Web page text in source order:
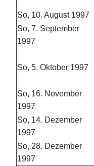
So, 10. August 1997
So, 7. September
1997
So, 5. Oktober 1997
So, 16. November
1997
So, 14. Dezember
1997
So, 28. Dezember
1997